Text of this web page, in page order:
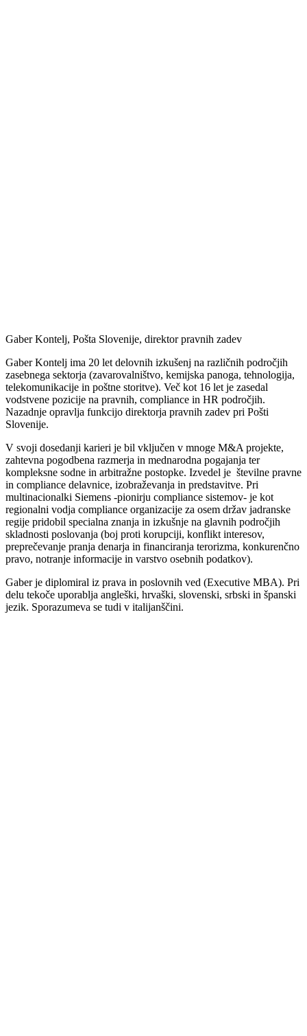
Gaber Kontelj, Pošta Slovenije, direktor pravnih zadev
Gaber Kontelj ima 20 let delovnih izkušenj na različnih področjih
zasebnega sektorja (zavarovalništvo, kemijska panoga, tehnologija,
telekomunikacije in poštne storitve). Več kot 16 let je zasedal
vodstvene pozicije na pravnih, compliance in HR področjih.
Nazadnje opravlja funkcijo direktorja pravnih zadev pri Pošti
Slovenije.
V svoji dosedanji karieri je bil vključen v mnoge M&A projekte,
zahtevna pogodbena razmerja in mednarodna pogajanja ter
kompleksne sodne in arbitražne postopke. Izvedel je številne pravne
in compliance delavnice, izobraževanja in predstavitve. Pri
multinacionalki Siemens -pionirju compliance sistemov- je kot
regionalni vodja compliance organizacije za osem držav jadranske
regije pridobil specialna znanja in izkušnje na glavnih področjih
skladnosti poslovanja (boj proti korupciji, konflikt interesov,
preprečevanje pranja denarja in financiranja terorizma, konkurenčno
pravo, notranje informacije in varstvo osebnih podatkov).
Gaber je diplomiral iz prava in poslovnih ved (Executive MBA). Pri
delu tekoče uporablja angleški, hrvaški, slovenski, srbski in španski
jezik. Sporazumeva se tudi v italijanščini.